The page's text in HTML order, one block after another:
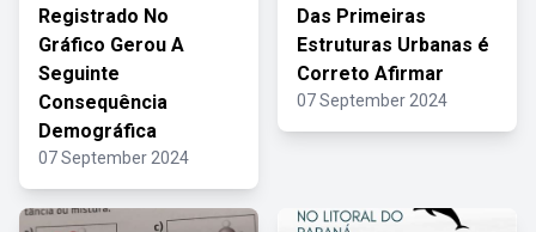
Registrado No
Gráfico Gerou A
Seguinte
Consequência
Demográfica
07 September 2024
Das Primeiras
Estruturas Urbanas é
Correto Afirmar
07 September 2024